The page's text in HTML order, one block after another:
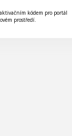
kódem pro portál
prostředí.